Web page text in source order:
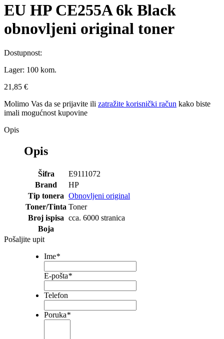
EU HP CE255A 6k Black
obnovljeni original toner
Dostupnost:
Lager: 100 kom.
21,85 €
Molimo Vas da se prijavite ili zatražite korisnički račun kako biste
imali mogućnost kupovine
Opis
Opis
Šifra
E9111072
Brand
HP
Tip tonera Obnovljeni original
Toner/Tinta Toner
Broj ispisa cca. 6000 stranica
Boja
Pošaljite upit
Ime*
E-pošta*
Telefon
Poruka*